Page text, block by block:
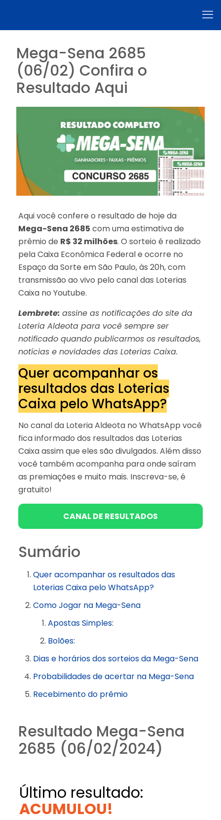
Mega-Sena 2685
(06/02) Confira o
Resultado Aqui
Aqui você confere o resultado de hoje da
Mega-Sena 2685 com uma estimativa de
prêmio de R$ 32 milhões. O sorteio é realizado
pela Caixa Econômica Federal e ocorre no
Espaço da Sorte em São Paulo, às 20h, com
transmissão ao vivo pelo canal das Loterias
Caixa no Youtube.
Lembrete: assine as notificações do site da
Loteria Aldeota para você sempre ser
notificado quando publicarmos os resultados,
notícias e novidades das Loterias Caixa.
Quer acompanhar os
resultados das Loterias
Caixa pelo WhatsApp?
No canal da Loteria Aldeota no WhatsApp você
fica informado dos resultados das Loterias
Caixa assim que eles são divulgados. Além disso
você também acompanha para onde saíram
as premiações e muito mais. Inscreva-se, é
gratuito!
CANAL DE RESULTADOS
Sumário
Quer acompanhar os resultados das
Loterias Caixa pelo WhatsApp?
Como Jogar na Mega-Sena
Apostas Simples:
Bolões:
Dias e horários dos sorteios da Mega-Sena
Probabilidades de acertar na Mega-Sena
Recebimento do prêmio
Resultado Mega-Sena
2685 (06/02/2024)
Último resultado:
ACUMULOU!